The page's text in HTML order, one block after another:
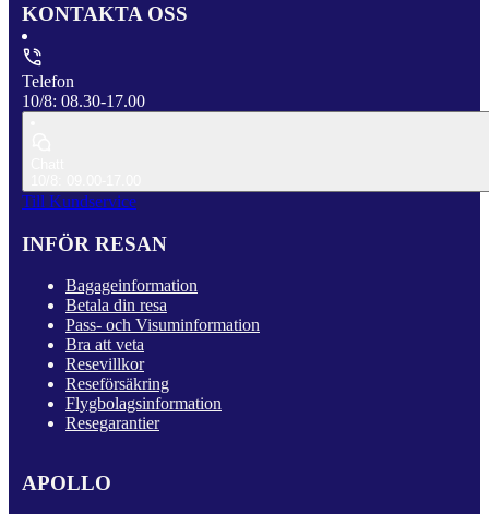
KONTAKTA OSS
Telefon
10/8: 08.30-17.00
Till Kundservice
INFÖR RESAN
Bagageinformation
Betala din resa
Pass- och Visuminformation
Bra att veta
Resevillkor
Reseförsäkring
Flygbolagsinformation
Resegarantier
APOLLO